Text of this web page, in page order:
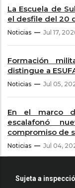
La Escuela de
el desfile del 20
Noticias Jul 17,
Formación
distingue a
Noticias Jul 05,
En el marco
escalafonó
compromiso de
Noticias Jul 04,
Sujeta a